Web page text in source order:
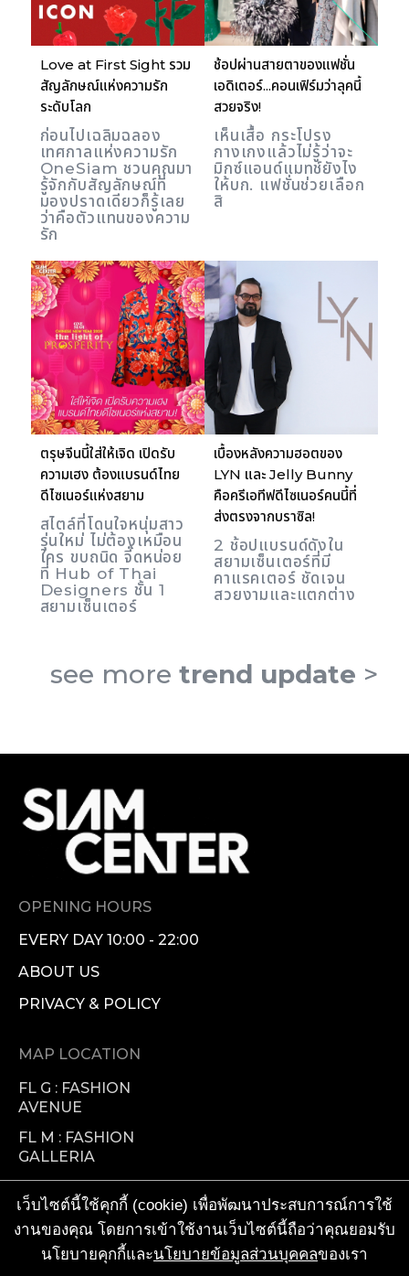
Love at First Sight รวม
สัญลักษณ์แห่งความรัก
ระดับโลก
ก่อนไปเฉลิมฉลอง
เทศกาลแห่งความรัก
OneSiam ชวนคุณมา
รู้จักกับสัญลักษณ์ที่
มองปราดเดียวก็รู้เลย
ว่าคือตัวแทนของความ
รัก
ช้อปผ่านสายตาของแฟชั่น
เอดิเตอร์...คอนเฟิร์มว่าลุคนี้
สวยจริง!
เห็นเสื้อ กระโปรง
กางเกงแล้วไม่รู้ว่าจะ
มิกซ์แอนด์แมทช์ยังไง
ให้บก. แฟชั่นช่วยเลือก
สิ
ตรุษจีนนี้ใส่ให้เจิด เปิดรับ
ความเฮง ต้องแบรนด์ไทย
ดีไซเนอร์แห่งสยาม
สไตล์ที่โดนใจหนุ่มสาว
รุ่นใหม่ ไม่ต้องเหมือน
ใคร ขบถนิด จี๊ดหน่อย
ที่ Hub of Thai
Designers ชั้น 1
สยามเซ็นเตอร์
เบื้องหลังความฮอตของ
LYN และ Jelly Bunny
คือครีเอทีฟดีไซเนอร์คนนี้ที่
ส่งตรงจากบราซิล!
2 ช้อปแบรนด์ดังใน
สยามเซ็นเตอร์ที่มี
คาแรคเตอร์ ชัดเจน
สวยงามและแตกต่าง
see moretrend update >
เว็บไซต์นี้ใช้คุกกี้ (cookie) เพื่อพัฒนาประสบการณ์การใช้
งานของคุณ โดยการเข้าใช้งานเว็บไซต์นี้ถือว่าคุณยอมรับ
นโยบายคุกกี้และนโยบายข้อมูลส่วนบุคคลของเรา
OPENING HOURS
EVERY DAY 10:00 - 22:00
ABOUT US
PRIVACY & POLICY
MAP LOCATION
FL G : FASHION
AVENUE
FL M : FASHION
GALLERIA
FL 1 : FASHION
VISIONARY
FL 2 : FOOD
FACTORY